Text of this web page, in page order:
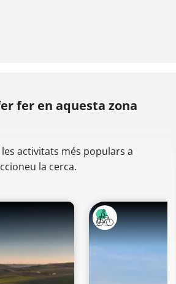
fer en aquesta zona
activitats més populars a
la cerca.